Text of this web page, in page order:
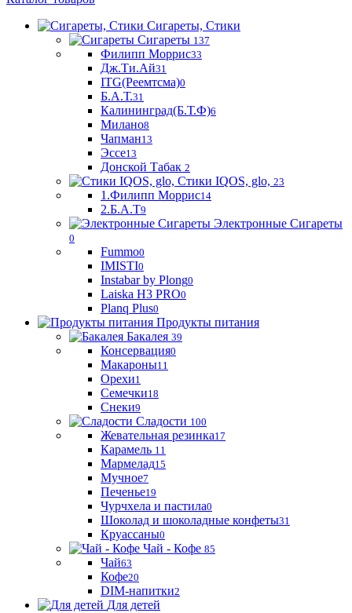
Сигареты, Стики
Сигареты 137
Филипп Моррис33
Дж.Ти.Ай31
ITG(Реемтсма)0
Б.А.Т.31
Калининград(Б.Т.Ф)6
Милано8
Чапман13
Эссе13
Донской Табак 2
Стики IQOS, glo, 23
1.Филипп Моррис14
2.Б.А.Т9
Электронные Сигареты
0
Fummo0
IMISTI0
Instabar by Plong0
Laiska H3 PRO0
Planq Plus0
Продукты питания
Бакалея 39
Консервация0
Макароны11
Орехи1
Семечки18
Снеки9
Сладости 100
Жевательная резинка17
Карамель 11
Мармелад15
Мучное7
Печенье19
Чурчхела и пастила0
Шоколад и шоколадные конфеты31
Круассаны0
Чай - Кофе 85
Чай63
Кофе20
DIM-напитки2
Для детей